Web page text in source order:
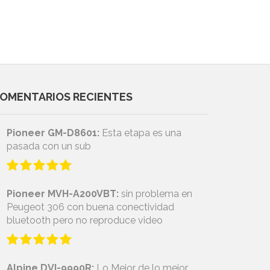
RECIENTES
Pioneer GM-D8601: Esta etapa es una
pasada con un sub
Pioneer MVH-A200VBT: sin problema en
Peugeot 306 con buena conectividad
bluetooth pero no reproduce video